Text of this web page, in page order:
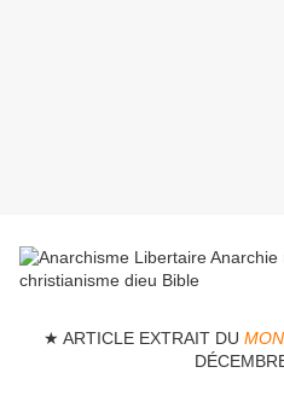
★ ARTICLE EXTRAIT DU